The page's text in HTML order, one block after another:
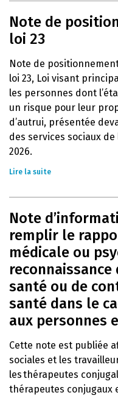
Note de
loi 23
Note de
loi 23, Loi visant
les personnes dont
un risque pour leur
d’autrui, présentée
des services sociaux de
2026.
Lire la suite
Note
remplir le
médicale ou
santé ou de
santé dans le
aux personnes
Cette note est publiée
sociales et les
les thérapeutes
thérapeutes conjugaux